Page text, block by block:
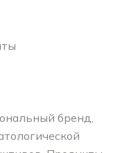
бренд,